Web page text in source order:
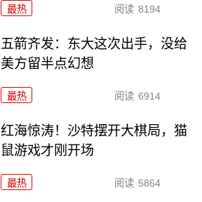
最热 阅读 8194
五箭齐发：东大这次出手，没给
美方留半点幻想
最热 阅读 6914
红海惊涛！沙特摆开大棋局，猫
鼠游戏才刚开场
最热 阅读 5864